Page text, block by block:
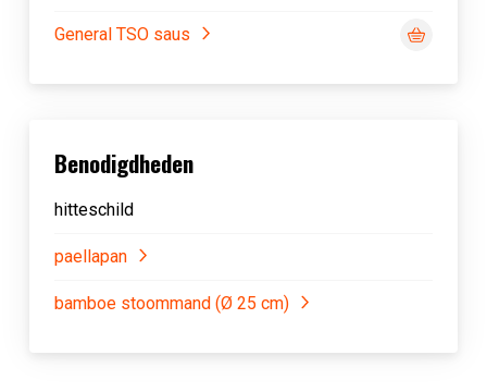
General TSO saus
Benodigdheden
hitteschild
paellapan
bamboe stoommand (Ø 25 cm)